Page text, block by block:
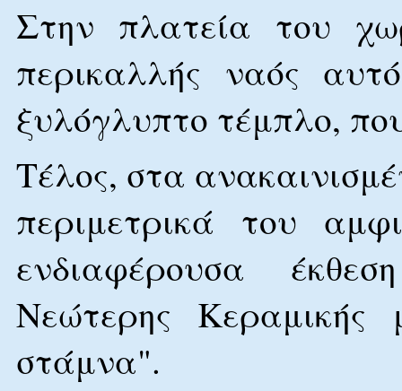
Στην πλατεία του
περικαλλής ναός
ξυλόγλυπτο τέμπλο,
Τέλος, στα
περιμετρικά του
ενδιαφέρουσα
Νεώτερης
στάμνα".